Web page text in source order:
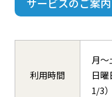
利⽤時間
⽉〜
⽇
1/3